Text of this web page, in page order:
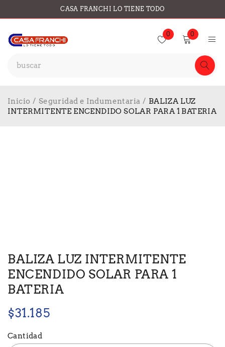
CASA FRANCHI LO TIENE TODO
0 0
Inicio / Seguridad e Indumentaria / BALIZA LUZ
INTERMITENTE ENCENDIDO SOLAR PARA 1 BATERIA
BALIZA LUZ INTERMITENTE
ENCENDIDO SOLAR PARA 1
BATERIA
$31.185
Cantidad